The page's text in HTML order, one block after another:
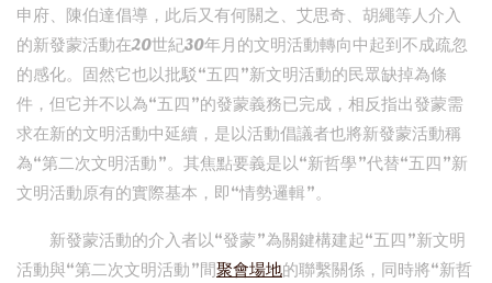
申府、陳伯達倡導，此后又有何關之、艾思奇、胡繩等人介入
的新發蒙活動在20世紀30年月的文明活動轉向中起到不成疏忽
的感化。固然它也以批駁“五四”新文明活動的民眾缺掉為條
件，但它并不以為“五四”的發蒙義務已完成，相反指出發蒙需
求在新的文明活動中延續，是以活動倡議者也將新發蒙活動稱
為“第二次文明活動”。其焦點要義是以“新哲學”代替“五四”新
文明活動原有的實際基本，即“情勢邏輯”。
新發蒙活動的介入者以“發蒙”為關鍵構建起“五四”新文明
活動與“第二次文明活動”間聚會場地的聯繫關係，同時將“新哲